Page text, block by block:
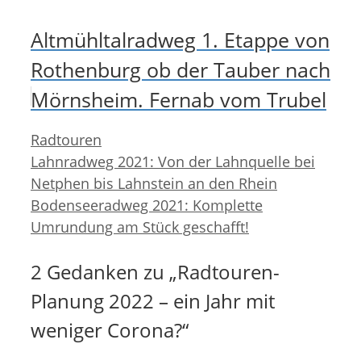
Altmühltalradweg 1. Etappe von
Rothenburg ob der Tauber nach
Mörnsheim. Fernab vom Trubel
Kategorien
Radtouren
Lahnradweg 2021: Von der Lahnquelle bei
Netphen bis Lahnstein an den Rhein
Bodenseeradweg 2021: Komplette
Umrundung am Stück geschafft!
2 Gedanken zu „Radtouren-
Planung 2022 – ein Jahr mit
weniger Corona?“